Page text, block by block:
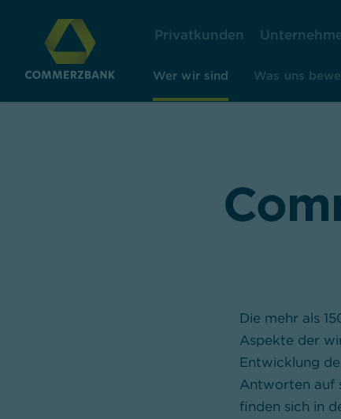
Privatkunden
Wer wir sind Was uns
Die mehr als
Aspekte der
Entwicklung
Antworten auf
finden sich in